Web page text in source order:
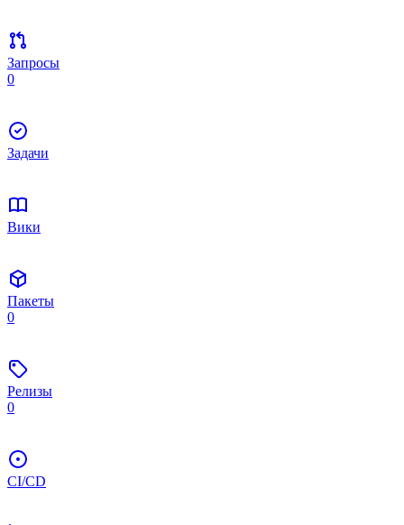
Запросы
0
Задачи
Вики
Пакеты
0
Релизы
0
CI/CD